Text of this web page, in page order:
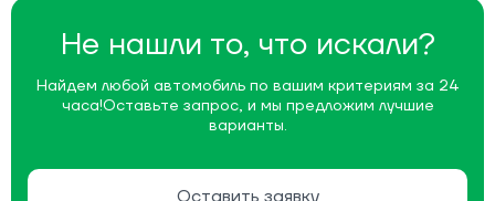
Не нашли то, что искали?
Найдем любой автомобиль по вашим критериям за 24
часа!Оставьте запрос, и мы предложим лучшие
варианты.